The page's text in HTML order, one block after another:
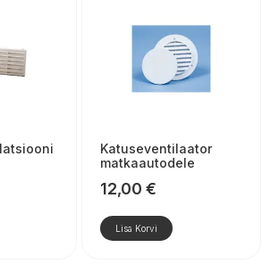
Katuseventilaator
matkaautodele
12,00 €
Lisa Korvi